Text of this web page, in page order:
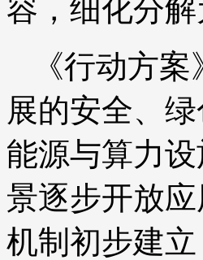
容，细化分
《行动方
展的安全、
能源与算力
景逐步开放
机制初步建